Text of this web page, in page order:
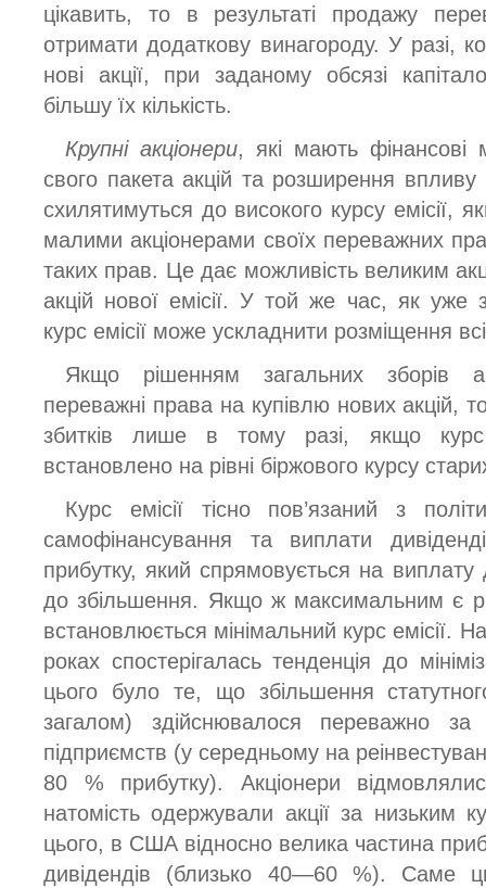
цікавить, то в результаті продажу
отримати додаткову винагороду. У разі,
нові акції, при заданому обсязі
більшу їх кількість.
Крупні акціонери, які мають фінансові
свого пакета акцій та розширення впливу
схилятимуться до високого курсу емісії,
малими акціонерами своїх переважних
таких прав. Це дає можливість великим
акцій нової емісії. У той же час, як уже
курс емісії може ускладнити розміщення
Якщо рішенням загальних зборів
переважні права на купівлю нових акцій,
збитків лише в тому разі, якщо курс
встановлено на рівні біржового курсу
Курс емісії тісно пов’язаний з
самофінансування та виплати
прибутку, який спрямовується на виплату
до збільшення. Якщо ж максимальним є
встановлюється мінімальний курс емісії.
роках спостерігалась тенденція до
цього було те, що збільшення
загалом) здійснювалося переважно за
підприємств (у середньому на
80 % прибутку). Акціонери
натомість одержували акції за низьким
цього, в США відносно велика частина
дивідендів (близько 40—60 %). Саме